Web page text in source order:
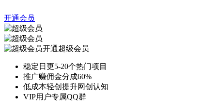
开通会员
开通超级会员
稳定日更5-20个热门项目
推广赚佣金分成60%
低成本轻创提升网创认知
VIP用户专属QQ群